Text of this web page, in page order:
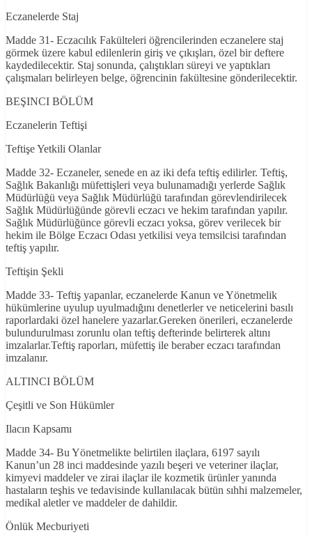
Eczanelerde Staj
Madde 31- Eczacılık Fakülteleri öğrencilerinden eczanelere staj
görmek üzere kabul edilenlerin giriş ve çıkışları, özel bir deftere
kaydedilecektir. Staj sonunda, çalıştıkları süreyi ve yaptıkları
çalışmaları belirleyen belge, öğrencinin fakültesine gönderilecektir.
BEŞINCI BÖLÜM
Eczanelerin Teftişi
Teftişe Yetkili Olanlar
Madde 32- Eczaneler, senede en az iki defa teftiş edilirler. Teftiş,
Sağlık Bakanlığı müfettişleri veya bulunamadığı yerlerde Sağlık
Müdürlüğü veya Sağlık Müdürlüğü tarafından görevlendirilecek
Sağlık Müdürlüğünde görevli eczacı ve hekim tarafından yapılır.
Sağlık Müdürlüğünce görevli eczacı yoksa, görev verilecek bir
hekim ile Bölge Eczacı Odası yetkilisi veya temsilcisi tarafından
teftiş yapılır.
Teftişin Şekli
Madde 33- Teftiş yapanlar, eczanelerde Kanun ve Yönetmelik
hükümlerine uyulup uyulmadığını denetlerler ve neticelerini basılı
raporlardaki özel hanelere yazarlar.Gereken önerileri, eczanelerde
bulundurulması zorunlu olan teftiş defterinde belirterek altını
imzalarlar.Teftiş raporları, müfettiş ile beraber eczacı tarafından
imzalanır.
ALTINCI BÖLÜM
Çeşitli ve Son Hükümler
Ilacın Kapsamı
Madde 34- Bu Yönetmelikte belirtilen ilaçlara, 6197 sayılı
Kanun’un 28 inci maddesinde yazılı beşeri ve veteriner ilaçlar,
kimyevi maddeler ve zirai ilaçlar ile kozmetik ürünler yanında
hastaların teşhis ve tedavisinde kullanılacak bütün sıhhi malzemeler,
medikal aletler ve maddeler de dahildir.
Önlük Mecburiyeti